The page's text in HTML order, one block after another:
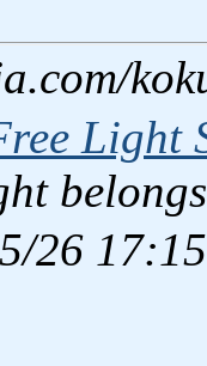
Light
26 17:15